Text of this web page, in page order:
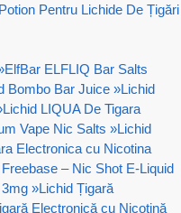
Pentru Lichide De Țigări
ElfBar ELFLIQ Bar Salts
Bombo Bar Juice »Lichid
Lichid LIQUA De Tigara
Vape Nic Salts »Lichid
Electronica cu Nicotina
– Nic Shot E-Liquid
»Lichid Țigară
Electronică cu Nicotină